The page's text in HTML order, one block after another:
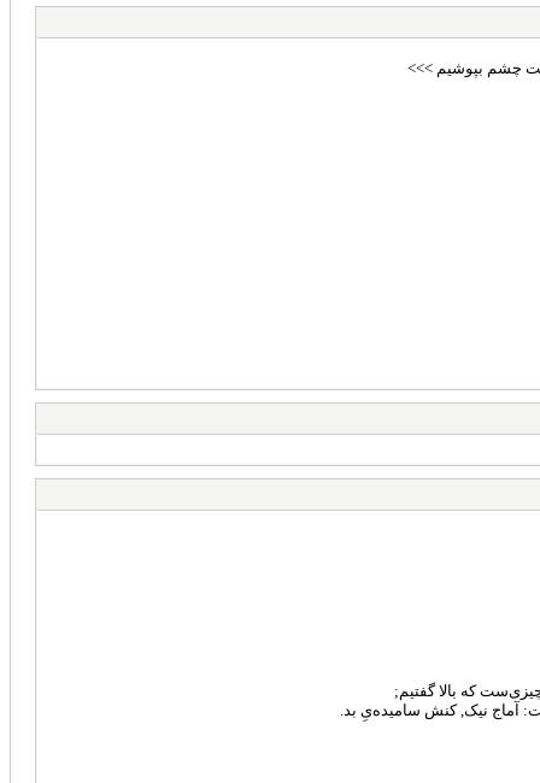
چشم بپوشیم >>>
که بالا گفتیم;
آماج نیک, کنش سامیده‌یِ بد.